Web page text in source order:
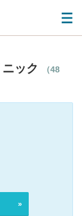
ック
（48